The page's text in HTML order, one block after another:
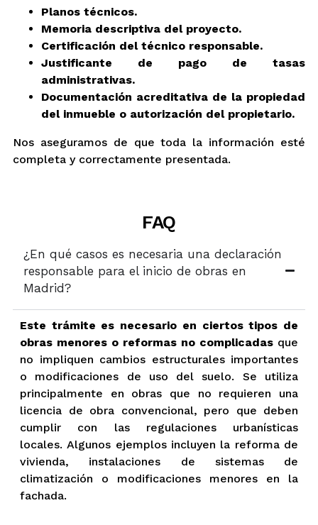
Planos técnicos.
Memoria descriptiva del proyecto.
Certificación del técnico responsable.
Justificante de pago de tasas
administrativas.
Documentación acreditativa de la propiedad
del inmueble o autorización del propietario.
Nos aseguramos de que toda la información esté
completa y correctamente presentada.
FAQ
¿En qué casos es necesaria una declaración
responsable para el inicio de obras en
Madrid?
Este trámite es necesario en ciertos tipos de
obras menores o reformas no complicadas que
no impliquen cambios estructurales importantes
o modificaciones de uso del suelo. Se utiliza
principalmente en obras que no requieren una
licencia de obra convencional, pero que deben
cumplir con las regulaciones urbanísticas
locales. Algunos ejemplos incluyen la reforma de
vivienda, instalaciones de sistemas de
climatización o modificaciones menores en la
fachada.